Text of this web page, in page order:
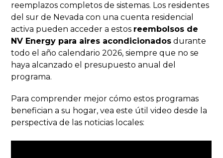
reemplazos completos de sistemas. Los residentes
del sur de Nevada con una cuenta residencial
activa pueden acceder a estos reembolsos de
NV Energy para aires acondicionados durante
todo el año calendario 2026, siempre que no se
haya alcanzado el presupuesto anual del
programa.
Para comprender mejor cómo estos programas
benefician a su hogar, vea este útil video desde la
perspectiva de las noticias locales: